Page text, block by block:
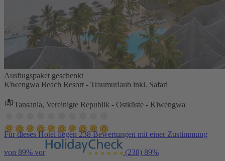
Ausflugspaket geschenkt
Kiwengwa Beach Resort - Traumurlaub inkl. Safari
Tansania, Vereinigte Republik - Ostküste - Kiwengwa
Für dieses Hotel liegen 238 Bewertungen mit einer Zustimmung
von 89% vor (238) 89%